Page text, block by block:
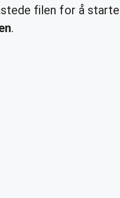
filen for å starte
.